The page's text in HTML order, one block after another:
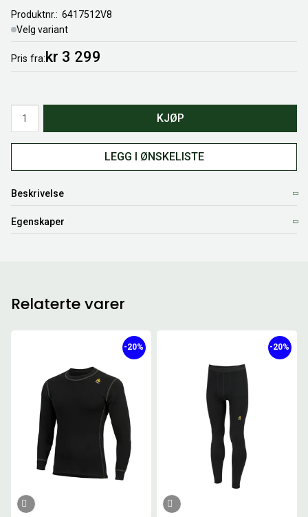
Produktnr.
6417512V8
Velg variant
Pris fra kr 3 299
KJØP
LEGG I ØNSKELISTE
Beskrivelse
Egenskaper
Relaterte varer
-20% -20%